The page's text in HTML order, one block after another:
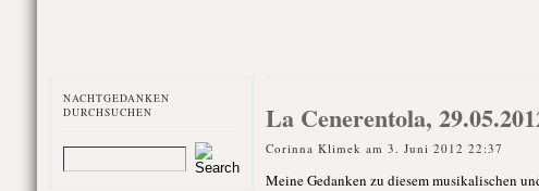
NACHTGEDANKEN
DURCHSUCHEN
La Cenerentola,
Corinna Klimek am 3. Juni 2012 22:37
Meine Gedanken zu diesem musikalischen